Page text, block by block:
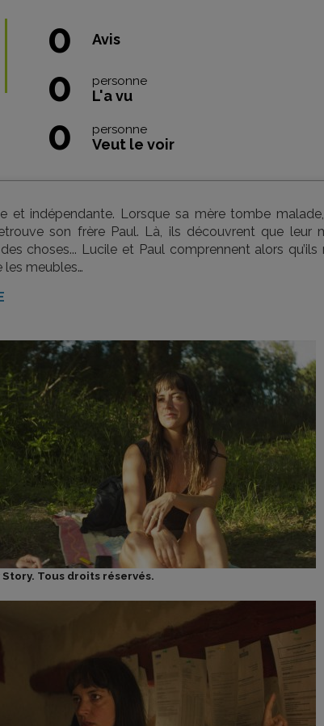
0 Avis
0 personne
L'a vu
0 personne
Veut le voir
et indépendante. Lorsque sa mère tombe
son frère Paul. Là, ils découvrent que leur
choses... Lucile et Paul comprennent alors qu’ils
les meubles…
Story. Tous droits réservés.